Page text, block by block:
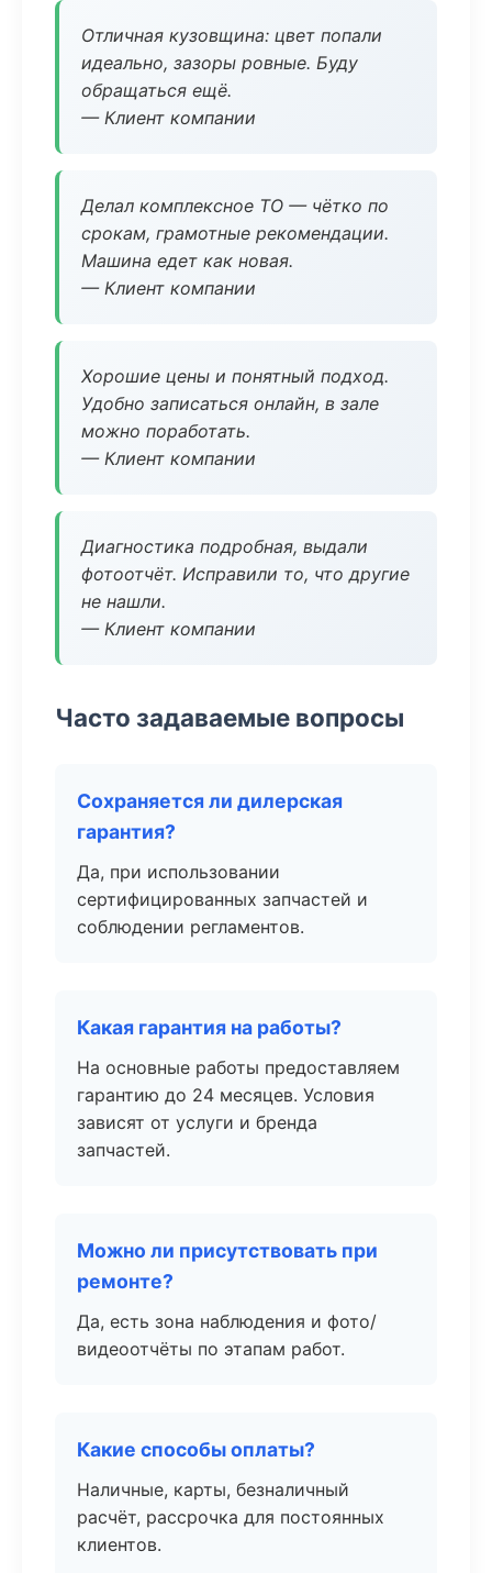
Отличная кузовщина: цвет попали
идеально, зазоры ровные. Буду
обращаться ещё.
— Клиент компании
Делал комплексное ТО — чётко по
срокам, грамотные рекомендации.
Машина едет как новая.
— Клиент компании
Хорошие цены и понятный подход.
Удобно записаться онлайн, в зале
можно поработать.
— Клиент компании
Диагностика подробная, выдали
фотоотчёт. Исправили то, что другие
не нашли.
— Клиент компании
Часто задаваемые вопросы
Сохраняется ли дилерская
гарантия?
Да, при использовании
сертифицированных запчастей и
соблюдении регламентов.
Какая гарантия на работы?
На основные работы предоставляем
гарантию до 24 месяцев. Условия
зависят от услуги и бренда
запчастей.
Можно ли присутствовать при
ремонте?
Да, есть зона наблюдения и фото/
видеоотчёты по этапам работ.
Какие способы оплаты?
Наличные, карты, безналичный
расчёт, рассрочка для постоянных
клиентов.